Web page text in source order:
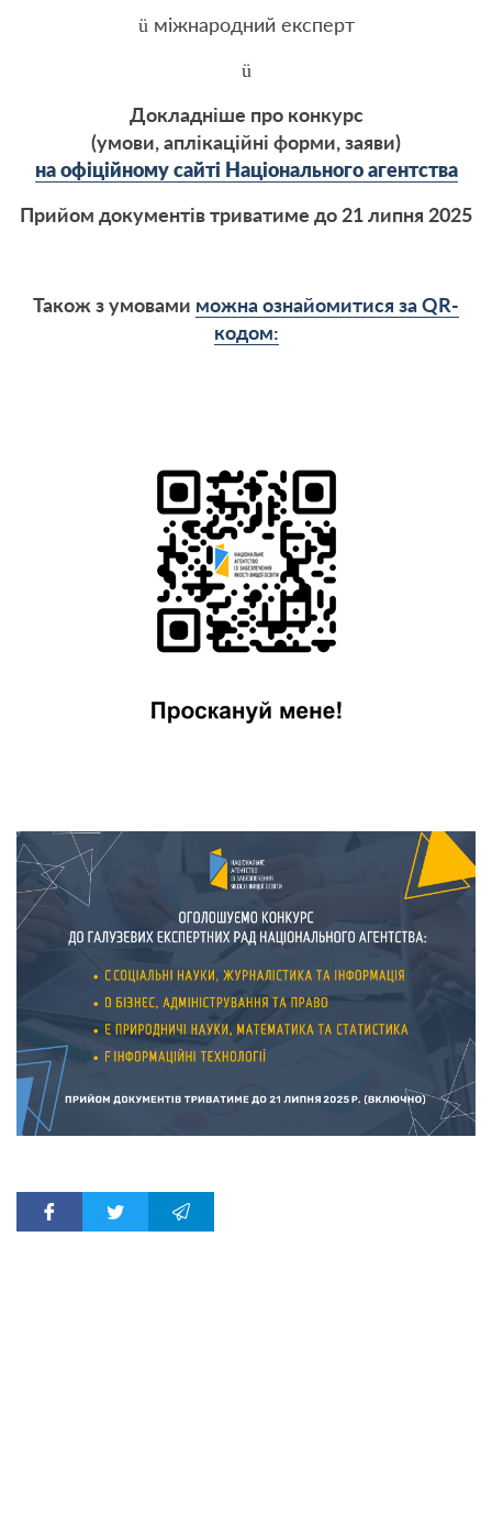
ü міжнародний експерт
ü
Докладніше про конкурс
(умови, аплікаційні форми, заяви)
на офіційному сайті Національного агентства
Прийом документів триватиме до 21 липня 2025
Також з умовами можна ознайомитися заQR-
кодом: